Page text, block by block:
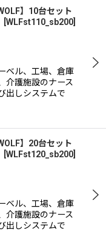
】10台セット
WLFst110_sb200
ベル、工場、倉庫
介護施設のナース
出しシステムで
】20台セット
WLFst120_sb200
ベル、工場、倉庫
介護施設のナース
出しシステムで